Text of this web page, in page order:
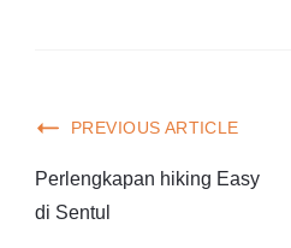
PREVIOUS ARTICLE
Perlengkapan hiking Easy
di Sentul